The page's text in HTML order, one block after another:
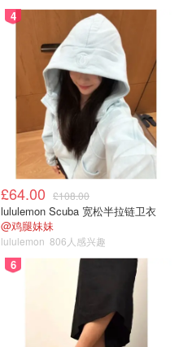
4
£64.00 £108.00
lululemon Scuba 宽松半拉链卫衣
@鸡腿妹妹
lululemon 806人感兴趣
6